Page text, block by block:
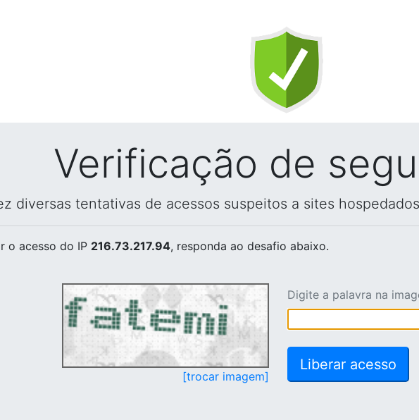
Verificação de
diversas tentativas de acessos suspeitos a sites
o acesso do IP 216.73.217.94, responda ao desafio abaixo.
[trocar imagem]
Digite a palavra na